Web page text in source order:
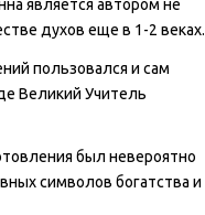
является автором не
духов еще в 1-2 веках.
пользовался и сам
Великий Учитель
был невероятно
символов богатства и